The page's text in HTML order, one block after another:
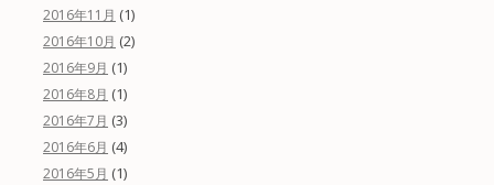
2016年11月 (1)
2016年10月 (2)
2016年9月 (1)
2016年8月 (1)
2016年7月 (3)
2016年6月 (4)
2016年5月 (1)